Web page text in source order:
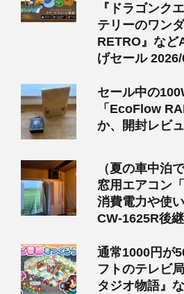
『ドラゴンク
テリーのワン
RETRO』な
げセール
セール中の
「EcoFlow
か、開封レビ
（夏の車中泊
窓用エアコン
消費電力や使
CW-1625R後
通常1000円が
フトのテレビ
タジオ物語』